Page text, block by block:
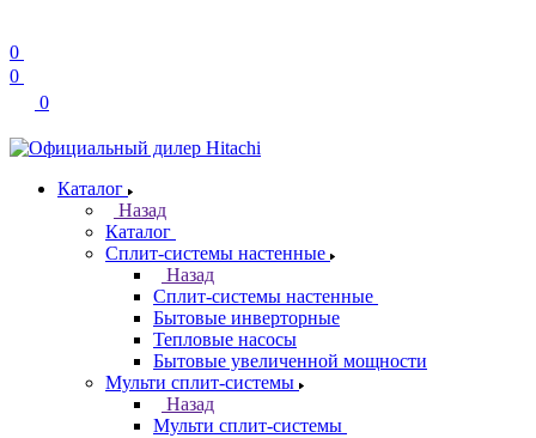
0
0
0
Каталог
Назад
Каталог
Сплит-системы настенные
Назад
Сплит-системы настенные
Бытовые инверторные
Тепловые насосы
Бытовые увеличенной мощности
Мульти сплит-системы
Назад
Мульти сплит-системы